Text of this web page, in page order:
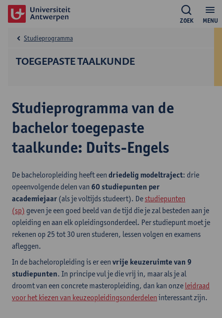
MENU
ZOEK
TOEGEPASTE TAALKUNDE
Studieprogramma
Studieprogramma van de
bachelor toegepaste
taalkunde: Duits-Engels
De bacheloropleiding heeft een driedelig modeltraject: drie
opeenvolgende delen van 60 studiepunten per
academiejaar (als je voltijds studeert). De studiepunten
(sp) geven je een goed beeld van de tijd die je zal besteden aan je
opleiding en aan elk opleidingsonderdeel. Per studiepunt moet je
rekenen op 25 tot 30 uren studeren, lessen volgen en examens
afleggen.
In de bacheloropleiding is er een vrije keuzeruimte van 9
studiepunten. In principe vul je die vrij in, maar als je al
droomt van een concrete masteropleiding, dan kan onze leidraad
voor het kiezen van keuzeopleidingsonderdelen interessant zijn.